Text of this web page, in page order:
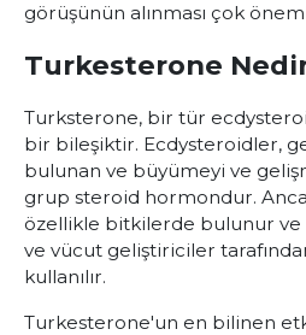
görüşünün alınması çok
Turkesterone
Turksterone, bir tür
bir bileşiktir. Ecdysteroidler,
bulunan ve büyümeyi ve
grup steroid hormondur.
özellikle bitkilerde bulunur
ve vücut geliştiriciler
kullanılır.
Turkesterone'un en bilinen